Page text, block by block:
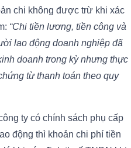
chi không được trừ khi xác
“Chi tiền lương, tiền công và
lao động doanh nghiệp đã
doanh trong kỳ nhưng thực
từ thanh toán theo quy
ty có chính sách phụ cấp
động thì khoản chi phí tiền